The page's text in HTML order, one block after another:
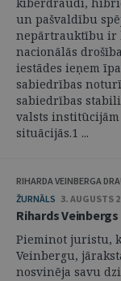
un pašvaldību
nepārtrauktību ir
nacionālās
iestādes ieņem
sabiedrības
sabiedrības
valsts
situācijās.1 ...
RIHARDA VEINBERGA
ŽURNĀLS 3. AUGUSTS
Rihards Veinbergs
Pieminot juristu,
Veinbergu,
nosvinēja savu